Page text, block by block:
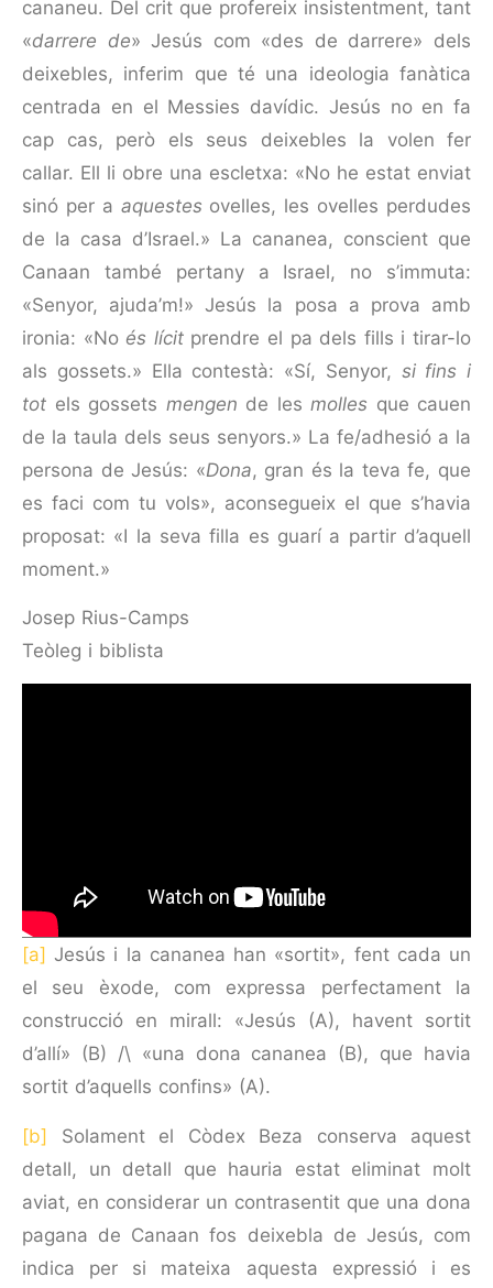
cananeu. Del crit que profereix insistentment, tant
«darrere de» Jesús com «des de darrere» dels
deixebles, inferim que té una ideologia fanàtica
centrada en el Messies davídic. Jesús no en fa
cap cas, però els seus deixebles la volen fer
callar. Ell li obre una escletxa: «No he estat enviat
sinó per a aquestes ovelles, les ovelles perdudes
de la casa d’Israel.» La cananea, conscient que
Canaan també per­tany a Israel, no s’immuta:
«Senyor, ajuda’m!» Jesús la posa a prova amb
ironia: «No és lícitprendre el pa dels fills i tirar-lo
als gossets.» Ella contestà: «Sí, Senyor, si fins i
tot els gossets mengen de les molles que cauen
de la taula dels seus senyors.» La fe/adhesió a la
persona de Jesús: «Dona, gran és la teva fe, que
es faci com tu vols», aconsegueix el que s’havia
proposat: «I la seva filla es guarí a partir d’aquell
moment.»
Josep Rius-Camps
Teòleg i biblista
[a] Jesús i la cananea han «sortit», fent cada un
el seu èxode, com expressa perfectament la
construcció en mirall: «Jesús (A), havent sortit
d’allí» (B) /\ «una dona cananea (B), que havia
sortit d’aquells confins» (A).
[b] Solament el Còdex Beza conserva aquest
detall, un detall que hauria estat eliminat molt
aviat, en consi­derar un contrasentit que una dona
pagana de Canaan fos deixebla de Jesús, com
indica per si mateixa aquesta expressió i es